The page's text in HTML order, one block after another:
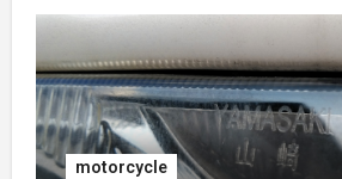
2017年2月
2017年1月
2016年10月
motorcycle